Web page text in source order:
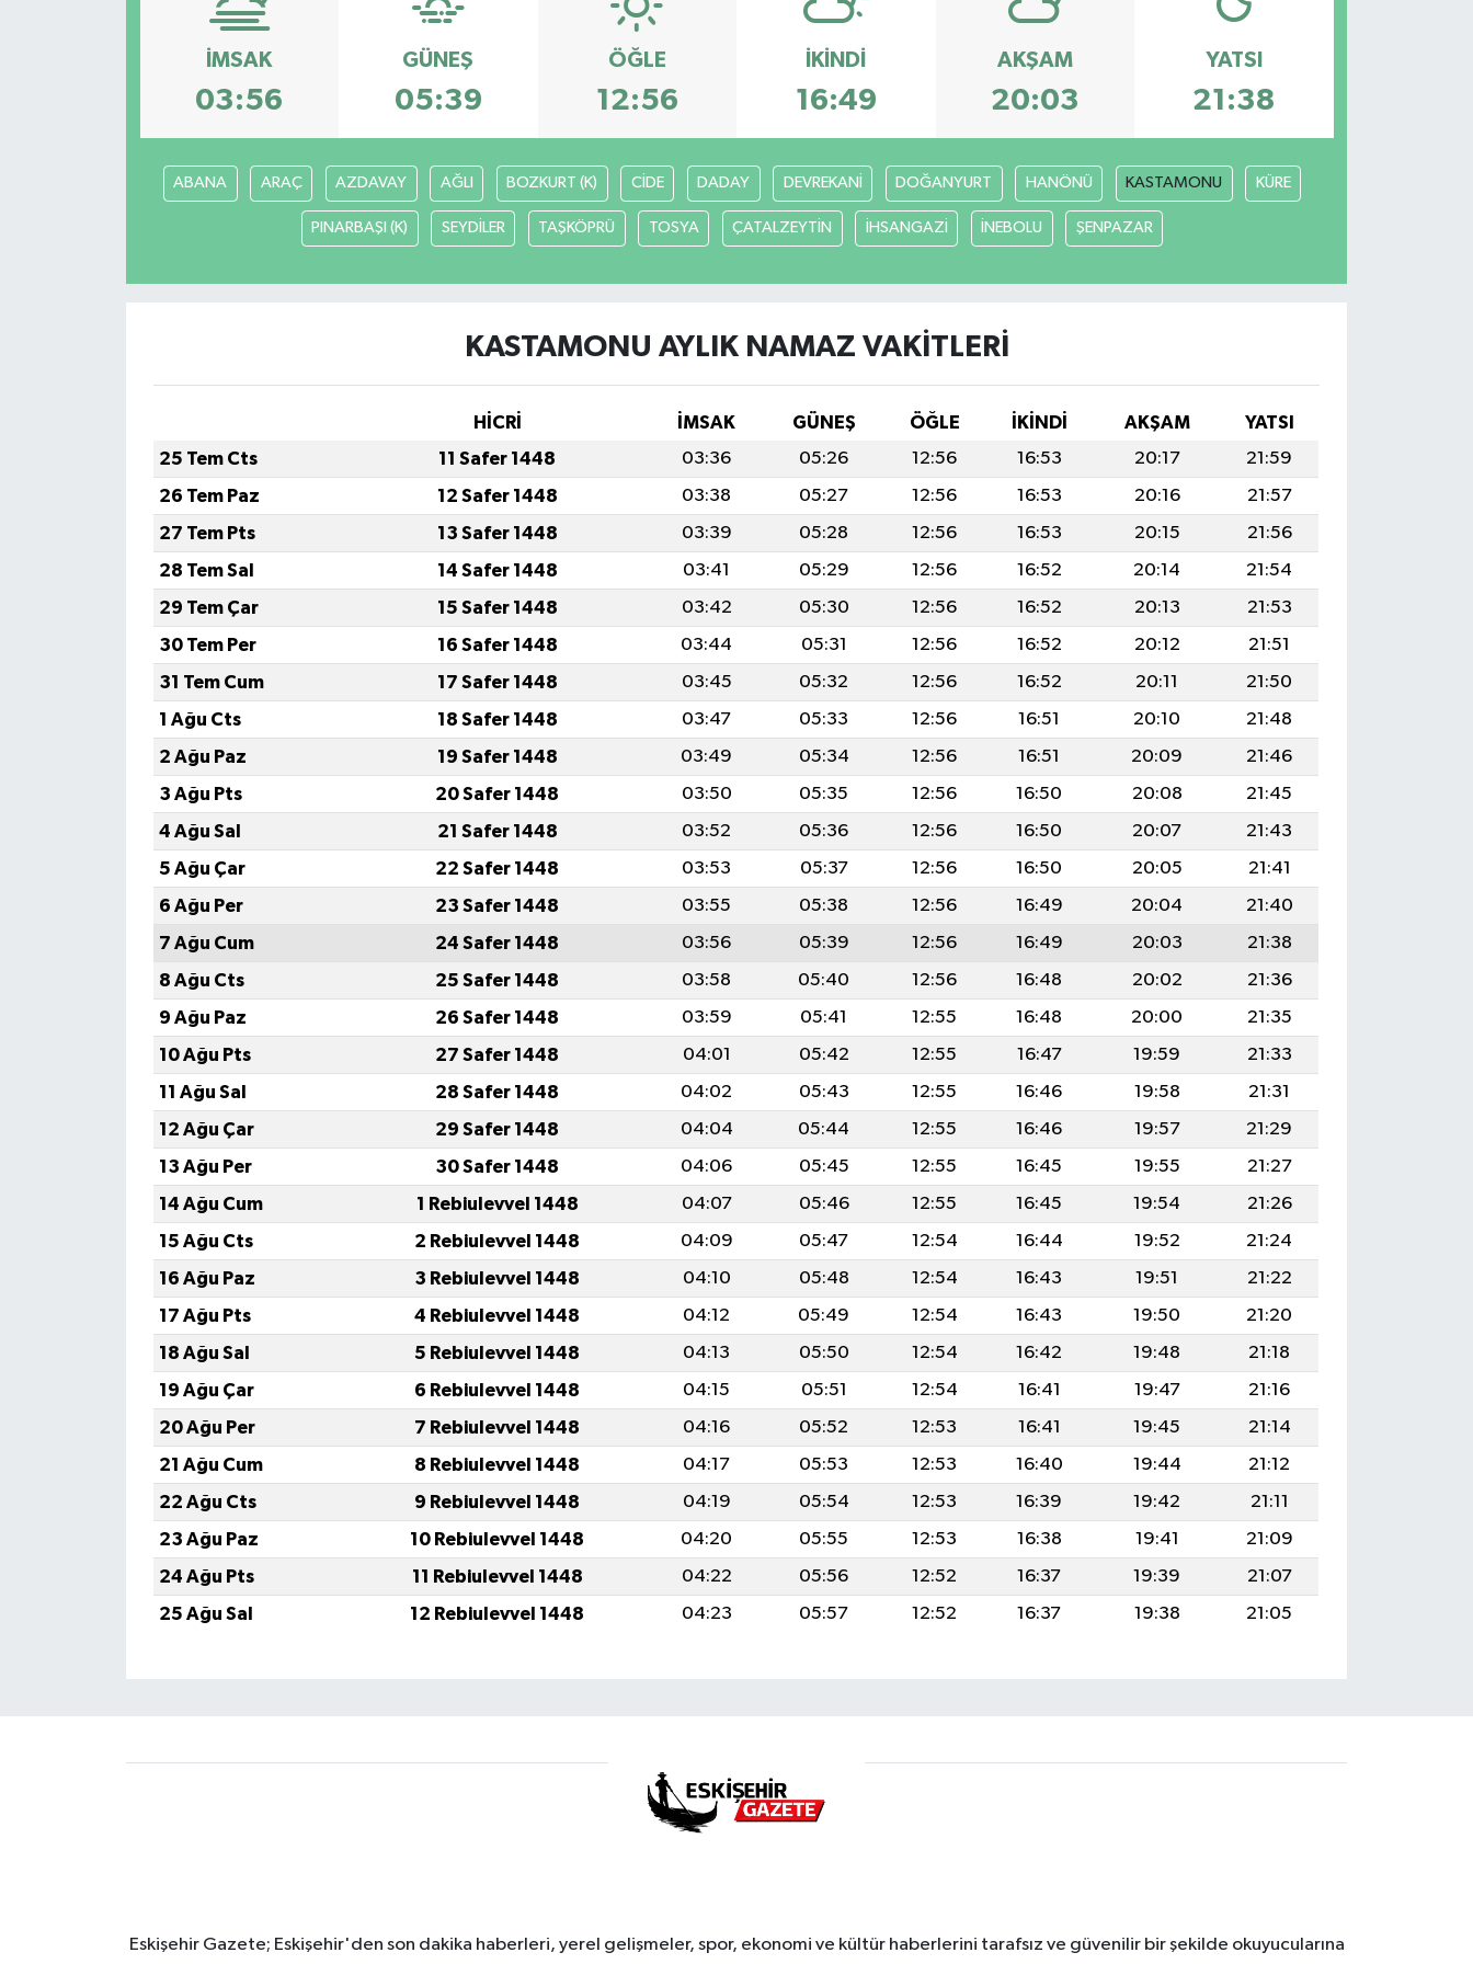
İMSAK
03:56
GÜNEŞ
05:39
ÖĞLE
12:56
İKINDI
16:49
AKŞAM
20:03
YATSI
21:38
ABANA ARAÇ AZDAVAY AĞLI BOZKURT (K) CİDE DADAY DEVREKANİ DOĞANYURT HANÖNÜ KASTAMONU KÜRE
PINARBAŞI (K) SEYDİLER TAŞKÖPRÜ TOSYA ÇATALZEYTİN İHSANGAZİ İNEBOLU ŞENPAZAR
KASTAMONU AYLIK NAMAZ VAKITLERI
HİCRİ İMSAK GÜNEŞ ÖĞLE İKINDI AKŞAM
YATSI
25 Tem Cts
11 Safer 1448 03:36 05:26 12:56 16:53 20:17
21:59
26 Tem Paz
12 Safer 1448 03:38 05:27 12:56 16:53 20:16
21:57
27 Tem Pts
13 Safer 1448 03:39 05:28 12:56 16:53 20:15
21:56
28 Tem Sal
14 Safer 1448 03:41 05:29 12:56 16:52 20:14
21:54
29 Tem Çar
15 Safer 1448 03:42 05:30 12:56 16:52 20:13
21:53
30 Tem Per
16 Safer 1448 03:44 05:31 12:56 16:52 20:12
21:51
31 Tem Cum
17 Safer 1448 03:45 05:32 12:56 16:52 20:11
21:50
1 Ağu Cts
18 Safer 1448 03:47 05:33 12:56 16:51 20:10
21:48
2 Ağu Paz
19 Safer 1448 03:49 05:34 12:56 16:51 20:09
21:46
3 Ağu Pts
20 Safer 1448 03:50 05:35 12:56 16:50 20:08
21:45
4 Ağu Sal
21 Safer 1448 03:52 05:36 12:56 16:50 20:07
21:43
5 Ağu Çar
22 Safer 1448 03:53 05:37 12:56 16:50 20:05
21:41
6 Ağu Per
23 Safer 1448 03:55 05:38 12:56 16:49 20:04
21:40
7 Ağu Cum
24 Safer 1448 03:56 05:39 12:56 16:49 20:03
21:38
8 Ağu Cts
25 Safer 1448 03:58 05:40 12:56 16:48 20:02
21:36
9 Ağu Paz
26 Safer 1448 03:59 05:41 12:55 16:48 20:00
21:35
10 Ağu Pts
27 Safer 1448 04:01 05:42 12:55 16:47 19:59
21:33
11 Ağu Sal
28 Safer 1448 04:02 05:43 12:55 16:46 19:58
21:31
12 Ağu Çar
29 Safer 1448 04:04 05:44 12:55 16:46 19:57
21:29
13 Ağu Per
30 Safer 1448 04:06 05:45 12:55 16:45 19:55
21:27
14 Ağu Cum
1 Rebiulevvel 1448 04:07 05:46 12:55 16:45 19:54
21:26
15 Ağu Cts
2 Rebiulevvel 1448 04:09 05:47 12:54 16:44 19:52
21:24
16 Ağu Paz
3 Rebiulevvel 1448 04:10 05:48 12:54 16:43 19:51
21:22
17 Ağu Pts
4 Rebiulevvel 1448 04:12 05:49 12:54 16:43 19:50
21:20
18 Ağu Sal
5 Rebiulevvel 1448 04:13 05:50 12:54 16:42 19:48
21:18
19 Ağu Çar
6 Rebiulevvel 1448 04:15 05:51 12:54 16:41 19:47
21:16
20 Ağu Per
7 Rebiulevvel 1448 04:16 05:52 12:53 16:41 19:45
21:14
21 Ağu Cum
8 Rebiulevvel 1448 04:17 05:53 12:53 16:40 19:44
21:12
22 Ağu Cts
9 Rebiulevvel 1448 04:19 05:54 12:53 16:39 19:42
21:11
23 Ağu Paz
10 Rebiulevvel 1448 04:20 05:55 12:53 16:38 19:41
21:09
24 Ağu Pts
11 Rebiulevvel 1448 04:22 05:56 12:52 16:37 19:39
21:07
25 Ağu Sal
12 Rebiulevvel 1448 04:23 05:57 12:52 16:37 19:38 21:05
Eskişehir Gazete; Eskişehir'den son dakika haberleri, yerel gelişmeler, spor, ekonomi ve kültür haberlerini tarafsız ve güvenilir bir şekilde okuyucularına